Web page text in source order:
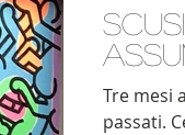
Tre mesi
passati.